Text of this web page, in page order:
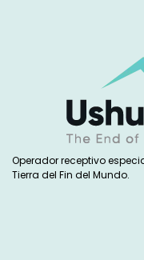
Operador receptivo
Tierra del Fin del Mundo.